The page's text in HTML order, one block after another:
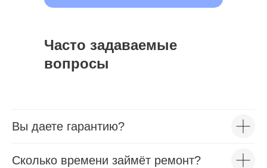
Часто задаваемые
вопросы
Вы даете гарантию?
Сколько времени займёт ремонт?